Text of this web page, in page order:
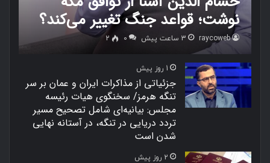
نوشت؛ قواعد جنگ تغییر می‌کند؟
raycoweb 3 ساعت پیش 0
2
1 روز پیش
جزئیاتی از مذاکرات ایران و عمان بر سر
تنگه هرمز/ سخنگوی هیات رئیسه
مجلس: بیانیه‌ای شامل تصحیح مسیر
تردد دریایی در تنگه، در آستانه نهایی
شدن است
2 روز پیش